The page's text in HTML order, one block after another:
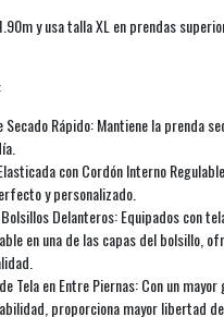
y usa talla XL en prendas
Secado Rápido: Mantiene la prenda
con Cordón Interno
y personalizado.
Delanteros: Equipados con
en una de las capas del bolsillo,
Tela en Entre Piernas: Con un
proporciona mayor libertad